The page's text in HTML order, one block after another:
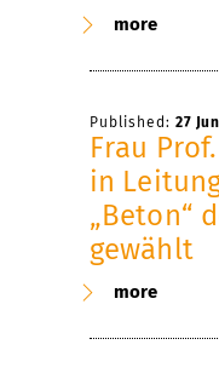
more
Published: 27
Frau
in
„Beton“
gewählt
more